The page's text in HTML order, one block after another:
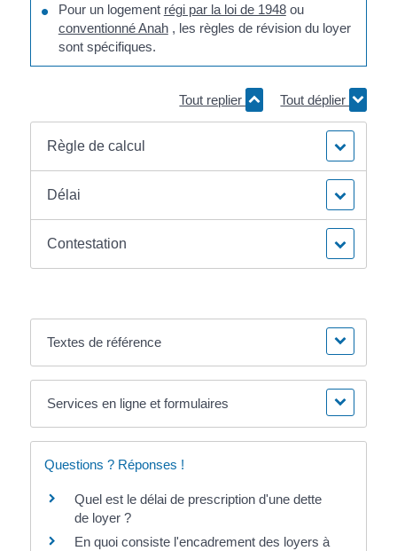
Pour un logement régi par la loi de 1948ou
conventionné Anah, les règles de révision du loyer
sont spécifiques.
Tout replier Tout déplier
Règle de calcul
Délai
Contestation
Textes de référence
Services en ligne et formulaires
Questions ? Réponses !
Quel est le délai de prescription d'une dette
de loyer ?
En quoi consiste l'encadrement des loyers à